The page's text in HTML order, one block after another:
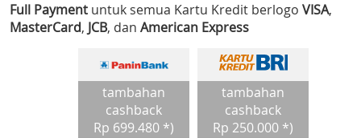
Full Payment untuk semua Kartu Kredit berlogo VISA,
MasterCard, JCB, dan American Express
tambahan
cashback
Rp 699.480 *)
tambahan
cashback
Rp 250.000 *)